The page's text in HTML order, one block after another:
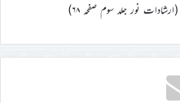
نور جلد سوم صفحہ ۶۸)